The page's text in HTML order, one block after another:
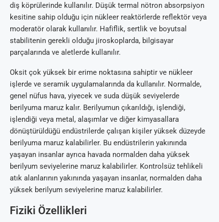
diş köprülerinde kullanılır. Düşük termal nötron absorpsiyon
kesitine sahip olduğu için nükleer reaktörlerde reflektör veya
moderatör olarak kullanılır. Hafiflik, sertlik ve boyutsal
stabilitenin gerekli olduğu jiroskoplarda, bilgisayar
parçalarında ve aletlerde kullanılır.
Oksit çok yüksek bir erime noktasına sahiptir ve nükleer
işlerde ve seramik uygulamalarında da kullanılır. Normalde,
genel nüfus hava, yiyecek ve suda düşük seviyelerde
berilyuma maruz kalır. Berilyumun çıkarıldığı, işlendiği,
işlendiği veya metal, alaşımlar ve diğer kimyasallara
dönüştürüldüğü endüstrilerde çalışan kişiler yüksek düzeyde
berilyuma maruz kalabilirler. Bu endüstrilerin yakınında
yaşayan insanlar ayrıca havada normalden daha yüksek
berilyum seviyelerine maruz kalabilirler. Kontrolsüz tehlikeli
atık alanlarının yakınında yaşayan insanlar, normalden daha
yüksek berilyum seviyelerine maruz kalabilirler.
Fiziki Özellikleri